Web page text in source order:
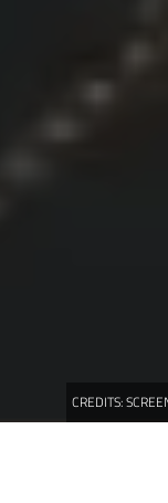
CREDITS: